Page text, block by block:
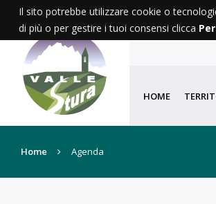
HOME
Home Agenda
Il sito potrebbe utilizzare cookie o
di più o per gestire i tuoi consensi clicca